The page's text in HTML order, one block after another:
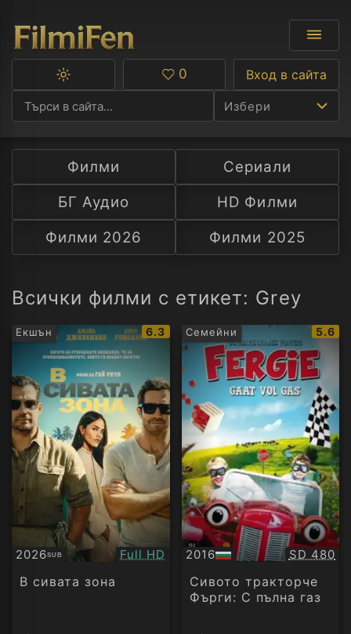
Избери
Ф
С
А
Превключване
тъмна
тема
Любими
0 Вход в сайта
Филми
Сериали
БГ Аудио
HD Филми
Филми 2026
Филми 2025
Всички филми с етикет: Grey
Екшън
IMDb
рейтинг:
6.3
2026SUB
Субтитри Качество:
Full HD
В сивата зона
Семейни
IMDb
5.6
2016
БГ
аудио
SD 480
Сивото тракторче
Фърги: С пълна газ